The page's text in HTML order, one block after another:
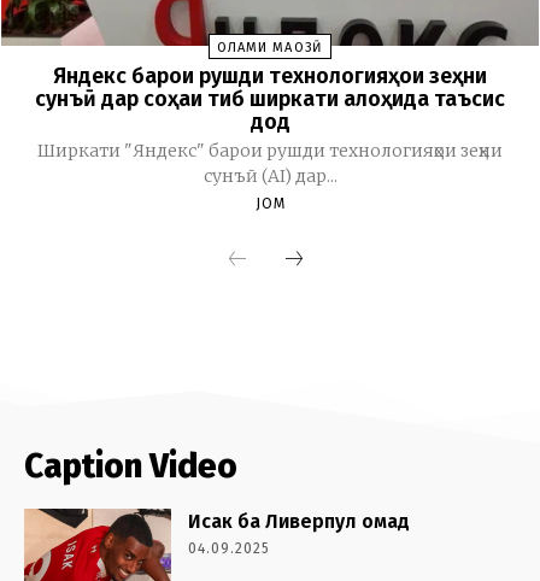
Caption Video
Исак ба Ливерпул омад
04.09.2025